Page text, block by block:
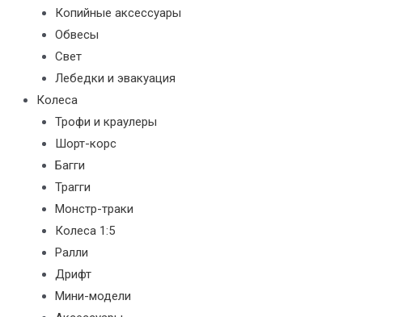
Копийные аксессуары
Обвесы
Свет
Лебедки и эвакуация
Колеса
Трофи и краулеры
Шорт-корс
Багги
Трагги
Монстр-траки
Колеса 1:5
Ралли
Дрифт
Мини-модели